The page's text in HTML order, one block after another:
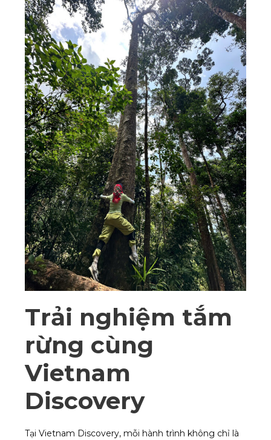
Trải nghiệm tắm
rừng cùng
Vietnam
Discovery
Tại Vietnam Discovery, mỗi hành trình không chỉ là